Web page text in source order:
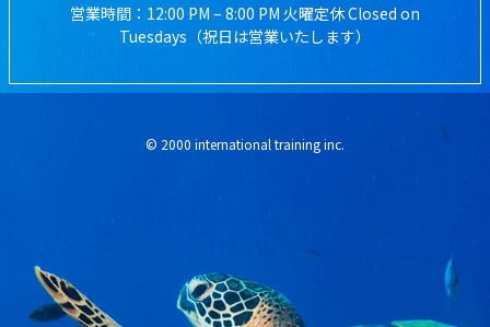
営業時間：12:00 PM – 8:00 PM 火曜定休 Closed on
Tuesdays（祝日は営業いたします）
© 2000 international training inc.